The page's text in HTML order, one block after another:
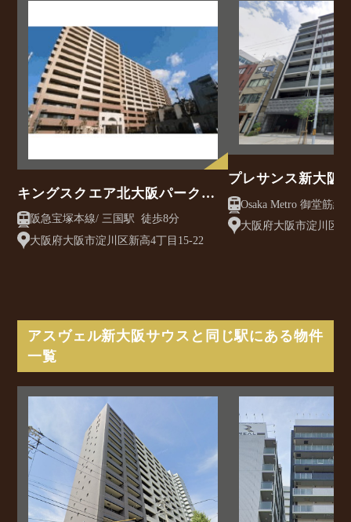
キングスクエア北大阪パークフ
ェリス2番館
阪急宝塚本線/ 三国駅 徒歩8分
大阪府大阪市淀川区新高4丁目15-22
プレサンス新大阪
Osaka Metro 御堂筋線/ 西中島南方駅 徒
歩3分
大阪府大阪市淀川区
アスヴェル新大阪サウスと同じ駅にある物件
一覧